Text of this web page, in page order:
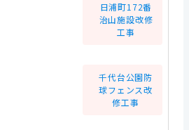
日浦町172番
治山施設改修
工事
千代台公園防
球フェンス改
修工事